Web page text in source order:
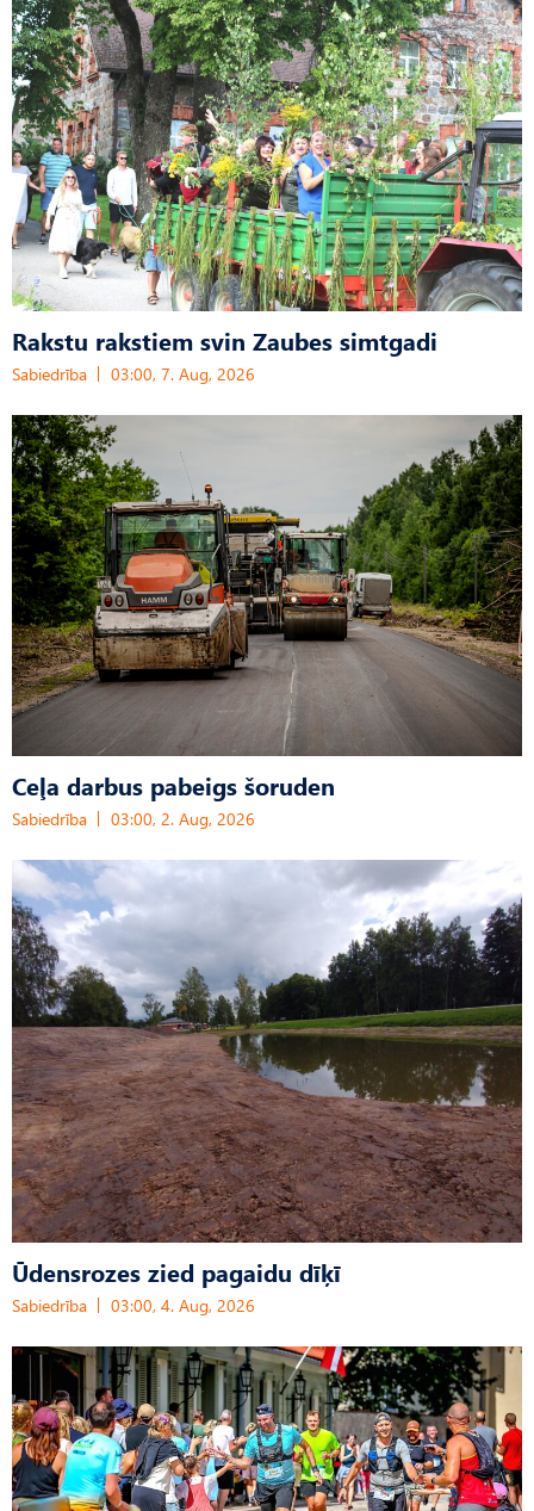
Rakstu rakstiem svin Zaubes simtgadi
Sabiedrība 03:00, 7. Aug, 2026
Ceļa darbus pabeigs šoruden
Sabiedrība 03:00, 2. Aug, 2026
Ūdensrozes zied pagaidu dīķī
Sabiedrība 03:00, 4. Aug, 2026